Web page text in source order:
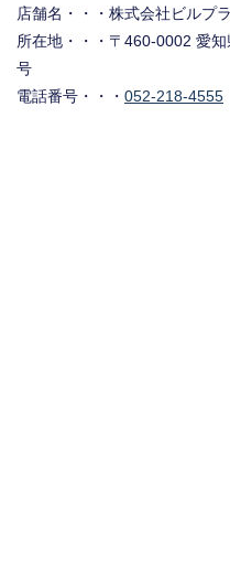
店舗名・・・株式会社ビルプ
所在地・・・〒460-0002 愛
号
電話番号・・・ 052-218-4555